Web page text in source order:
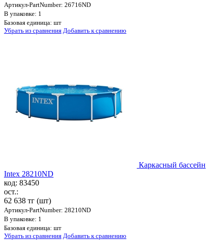
Артикул-PartNumber: 26716ND
В упаковке: 1
Базовая единица: шт
Убрать из сравнения Добавить к сравнению
Каркасный бассейн
Intex 28210ND
код: 83450
ост.:
62 638 тг (шт)
Артикул-PartNumber: 28210ND
В упаковке: 1
Базовая единица: шт
Убрать из сравнения Добавить к сравнению